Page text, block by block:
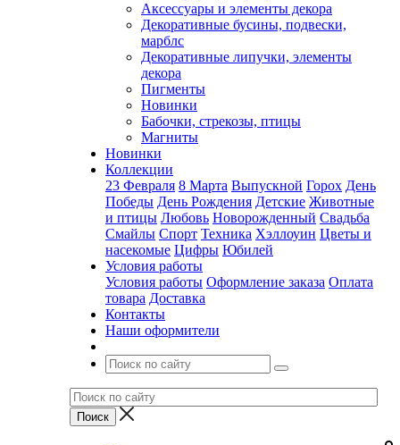
Аксессуары и элементы декора
Декоративные бусины, подвески,
марблс
Декоративные липучки, элементы
декора
Пигменты
Новинки
Бабочки, стрекозы, птицы
Магниты
Новинки
Коллекции
23 Февраля 8 Марта Выпускной Горох День
Победы День Рождения Детские Животные
и птицы Любовь Новорожденный Свадьба
Смайлы Спорт Техника Хэллоуин Цветы и
насекомые Цифры Юбилей
Условия работы
Условия работы Оформление заказа Оплата
товара Доставка
Контакты
Наши оформители